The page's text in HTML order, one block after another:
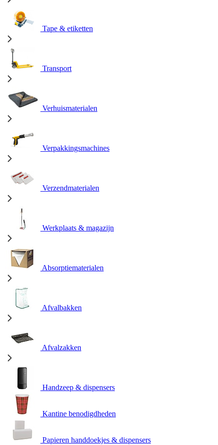
Tape & etiketten
Transport
Verhuismaterialen
Verpakkingsmachines
Verzendmaterialen
Werkplaats & magazijn
Absorptiematerialen
Afvalbakken
Afvalzakken
Handzeep & dispensers
Kantine benodigdheden
Papieren handdoekjes & dispensers